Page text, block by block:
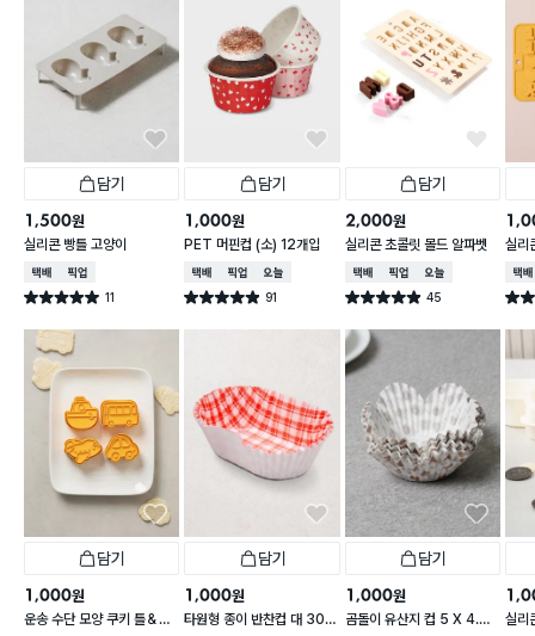
담기
1,500원
실리콘 빵틀 고양이
택배배송매장픽업
별점 5.0점 11
건 작성
담기
1,000원
PET 머핀컵 (소) 12개입
택배배송매장픽업오늘배송
별점 4.9점 91
건 작성
담기
2,000원
실리콘 초콜릿 몰드 알파벳
택배배송매장픽업오늘배송
별점 4.9점 45
건 작성
실리
숫자
택배
별점
담기
1,000원
운송 수단 모양 쿠키 틀＆스
담기
1,000원
타원형 종이 반찬컵 대 30매
담기
1,000원
곰돌이 유산지 컵 5 X 4.5
실리